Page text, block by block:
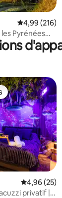
:
Évaluation
4,99 (216)
Pyrénées
Évaluation
4,96 (25)
privatif |